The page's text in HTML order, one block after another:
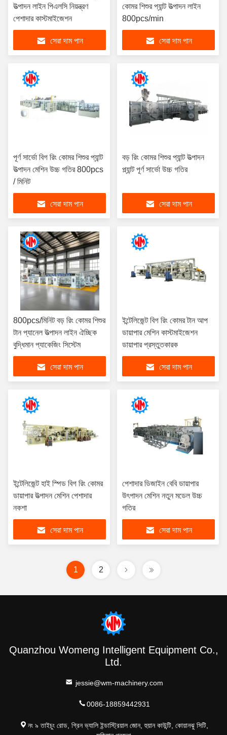
উত্পাদন লাইন পিএলসি নিয়ন্ত্রণ
পেশাদার কাস্টমাইজেশন
সেরা দাম পান
কোমর শিশুর প্যান্ট উত্পাদন লাইন
800pcs/min
সেরা দাম পান
পূর্ণ সার্ভো বিগ রিং কোমর শিশুর প্যান্ট
উত্পাদন মেশিন উচ্চ গতির 800pcs
/ মিনিট
সেরা দাম পান
বড় রিং কোমর শিশুর প্যান্ট উত্পাদন
প্ল্যান্ট পূর্ণ সার্ভো উচ্চ গতির
সেরা দাম পান
800pcs/মিনিট বড় রিং কোমর শিশুর
টান প্যানেল উত্পাদন লাইন ঐচ্ছিক
বুদ্ধিমান প্যাকেজিং সিস্টেম
সেরা দাম পান
ইন্টেলিজেন্ট বিগ রিং কোমর টান আপ
ডায়াপার মেশিন কাস্টমাইজেশন
ডায়াপার প্রস্তুতকারক
সেরা দাম পান
ইন্টেলিজেন্ট হাই স্পিড বিগ রিং কোমর
ডায়াপার উত্পাদন মেশিন পেশাদার
নকশা
সেরা দাম পান
পেশাদার ডিজাইন বেবি ডায়াপার
উৎপাদন মেশিন নতুন মডেল উচ্চ
গতির
সেরা দাম পান
1 2
Quanzhou Womeng Intelligent Equipment Co.,
Ltd.
jessie@wm-machinery.com
0086-18859442931
নং ৯ তাইচুং রোড, গ্রিন ভ্যালি ইন্ডাস্ট্রিয়াল জোন, হুয়ান কাউন্টি, কোয়ানঝু সিটি,